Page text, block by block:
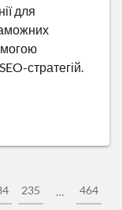
для
стратегій.
235 … 464